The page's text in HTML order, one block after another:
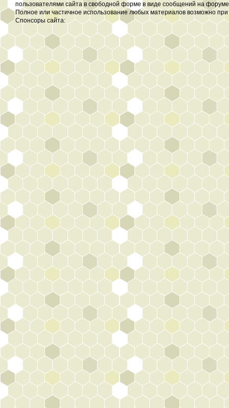
пользователями сайта в свободной форме в виде сообщений на
Полное или частичное использование любых материалов возможно
Спонсоры сайта: